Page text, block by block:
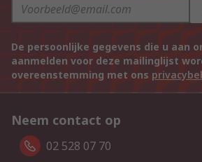
De persoonlijke gegevens die u aan
aanmelden voor deze mailinglijst
overeenstemming met ons
Neem contact op
02 528 07 70